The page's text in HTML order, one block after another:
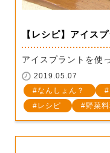
【レシピ】アイス
アイスプラントを使
2019.05.07
なんしょん？
レシピ
野菜料